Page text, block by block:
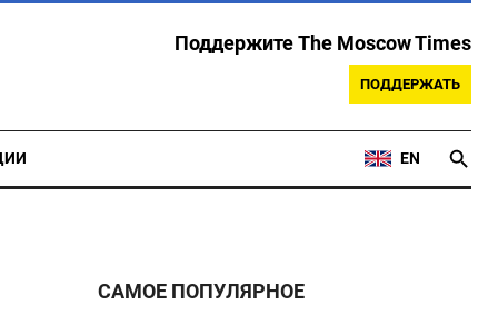
Поддержите The Moscow Times
ПОДДЕРЖАТЬ
EN
САМОЕ ПОПУЛЯРНОЕ